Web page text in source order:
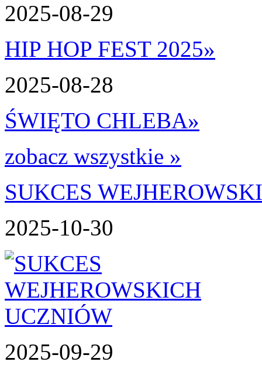
2025-08-29
HIP HOP FEST 2025»
2025-08-28
ŚWIĘTO CHLEBA»
zobacz wszystkie »
SUKCES
2025-10-30
2025-09-29